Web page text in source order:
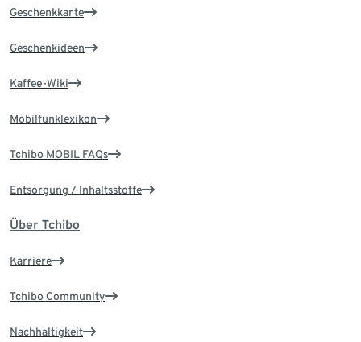
Geschenkkarte
Geschenkideen
Kaffee-Wiki
Mobilfunklexikon
Tchibo MOBIL FAQs
Entsorgung / Inhaltsstoffe
Über Tchibo
Karriere
Tchibo Community
Nachhaltigkeit